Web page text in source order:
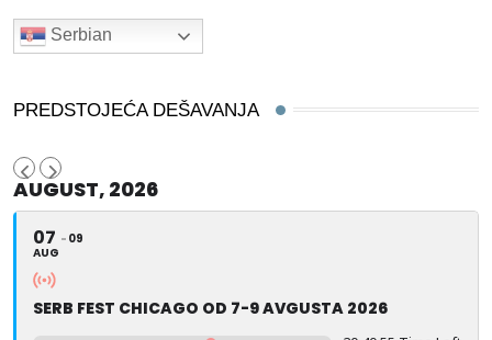
Serbian
PREDSTOJEĆA DEŠAVANJA
AUGUST, 2026
07
AUG
09
SERB FEST CHICAGO OD 7-9 AVGUSTA 2026